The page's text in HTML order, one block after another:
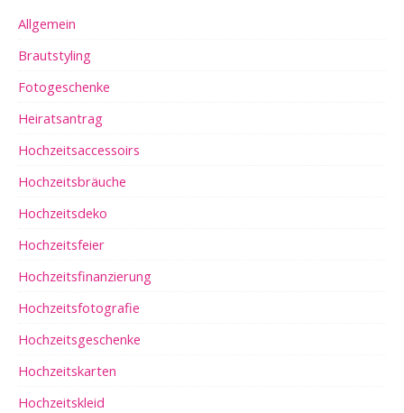
Allgemein
Brautstyling
Fotogeschenke
Heiratsantrag
Hochzeitsaccessoirs
Hochzeitsbräuche
Hochzeitsdeko
Hochzeitsfeier
Hochzeitsfinanzierung
Hochzeitsfotografie
Hochzeitsgeschenke
Hochzeitskarten
Hochzeitskleid